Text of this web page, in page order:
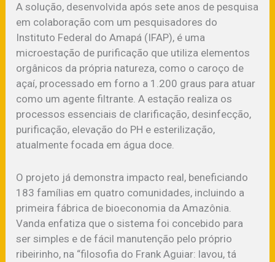
A solução, desenvolvida após sete anos de pesquisa
em colaboração com um pesquisadores do
Instituto Federal do Amapá (IFAP), é uma
microestação de purificação que utiliza elementos
orgânicos da própria natureza, como o caroço de
açaí, processado em forno a 1.200 graus para atuar
como um agente filtrante. A estação realiza os
processos essenciais de clarificação, desinfecção,
purificação, elevação do PH e esterilização,
atualmente focada em água doce.
O projeto já demonstra impacto real, beneficiando
183 famílias em quatro comunidades, incluindo a
primeira fábrica de bioeconomia da Amazônia.
Vanda enfatiza que o sistema foi concebido para
ser simples e de fácil manutenção pelo próprio
ribeirinho, na “filosofia do Frank Aguiar: lavou, tá